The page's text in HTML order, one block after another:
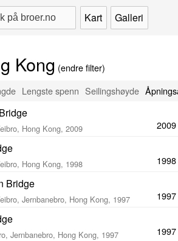
Kart Galleri
Kong (endre filter)
Lengste spenn Seilingshøyde
Hong Kong, 2009 2009
Hong Kong, 1998 1998
Bridge
Jernbanebro, Hong Kong, 1997 1997
Jernbanebro, Hong Kong, 1997 1997